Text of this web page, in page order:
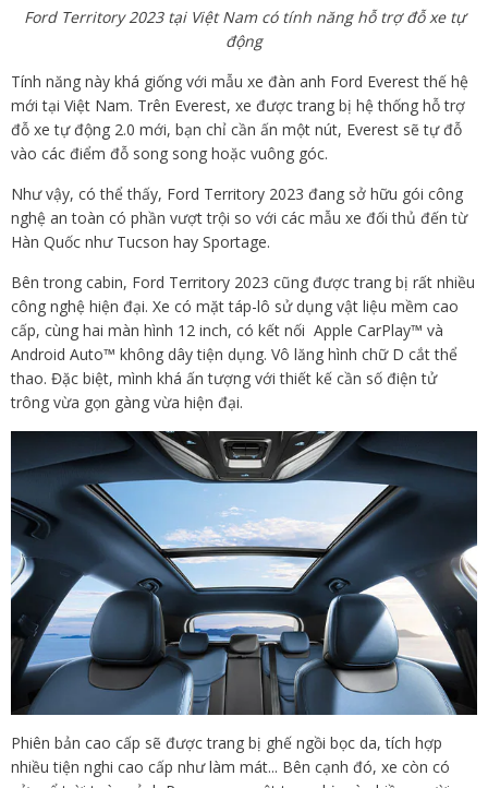
Ford Territory 2023 tại Việt Nam có tính năng hỗ trợ đỗ xe tự
động
Tính năng này khá giống với mẫu xe đàn anh Ford Everest thế hệ
mới tại Việt Nam. Trên Everest, xe được trang bị hệ thống hỗ trợ
đỗ xe tự động 2.0 mới, bạn chỉ cần ấn một nút, Everest sẽ tự đỗ
vào các điểm đỗ song song hoặc vuông góc.
Như vậy, có thể thấy, Ford Territory 2023 đang sở hữu gói công
nghệ an toàn có phần vượt trội so với các mẫu xe đối thủ đến từ
Hàn Quốc như Tucson hay Sportage.
Bên trong cabin, Ford Territory 2023 cũng được trang bị rất nhiều
công nghệ hiện đại. Xe có mặt táp-lô sử dụng vật liệu mềm cao
cấp, cùng hai màn hình 12 inch, có kết nối Apple CarPlay™ và
Android Auto™ không dây tiện dụng. Vô lăng hình chữ D cắt thể
thao. Đặc biệt, mình khá ấn tượng với thiết kế cần số điện tử
trông vừa gọn gàng vừa hiện đại.
Phiên bản cao cấp sẽ được trang bị ghế ngồi bọc da, tích hợp
nhiều tiện nghi cao cấp như làm mát... Bên cạnh đó, xe còn có